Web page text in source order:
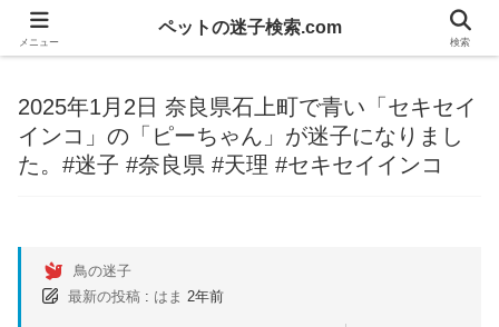
2025年1月2日 奈良県石上町で青い「セキセイ
インコ」の「ピーちゃん」が迷子になりまし
た。#迷子 #奈良県 #天理 #セキセイインコ
鳥の迷子
最新の投稿 : はま 2年前
メニュー
ペットの迷子検索.com
検索